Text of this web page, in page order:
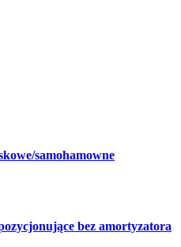
samohamowne
bez amortyzatora